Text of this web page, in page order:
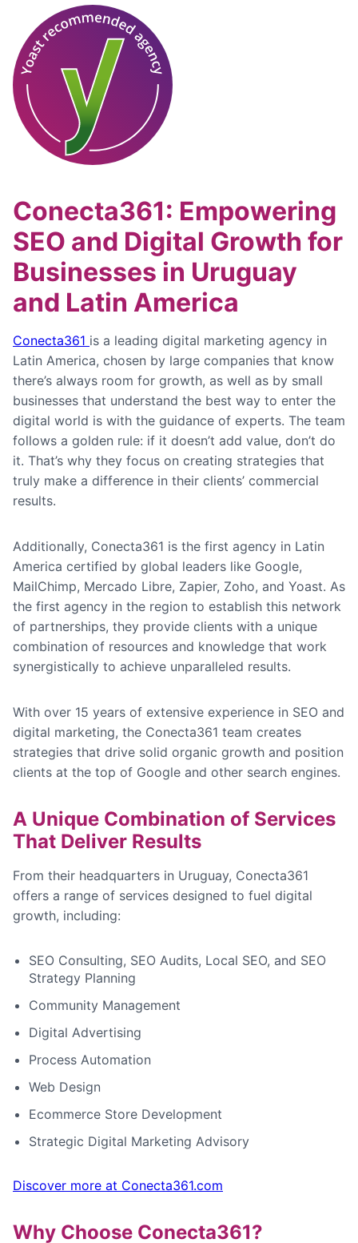
Conecta361: Empowering
SEO and Digital Growth for
Businesses in Uruguay
and Latin America
Conecta361 is a leading digital marketing agency in
Latin America, chosen by large companies that know
there’s always room for growth, as well as by small
businesses that understand the best way to enter the
digital world is with the guidance of experts. The team
follows a golden rule: if it doesn’t add value, don’t do
it. That’s why they focus on creating strategies that
truly make a difference in their clients’ commercial
results.
Additionally, Conecta361 is the first agency in Latin
America certified by global leaders like Google,
MailChimp, Mercado Libre, Zapier, Zoho, and Yoast. As
the first agency in the region to establish this network
of partnerships, they provide clients with a unique
combination of resources and knowledge that work
synergistically to achieve unparalleled results.
With over 15 years of extensive experience in SEO and
digital marketing, the Conecta361 team creates
strategies that drive solid organic growth and position
clients at the top of Google and other search engines.
A Unique Combination of Services
That Deliver Results
From their headquarters in Uruguay, Conecta361
offers a range of services designed to fuel digital
growth, including:
SEO Consulting, SEO Audits, Local SEO, and SEO
Strategy Planning
Community Management
Digital Advertising
Process Automation
Web Design
Ecommerce Store Development
Strategic Digital Marketing Advisory
Discover more at Conecta361.com
Why Choose Conecta361?